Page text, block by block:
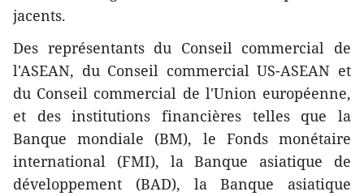
jacents.
Des représentants du Conseil commercial de
l'ASEAN, du Conseil commercial US-ASEAN et
du Conseil commercial de l'Union européenne,
et des institutions financières telles que la
Banque mondiale (BM), le Fonds monétaire
international (FMI), la Banque asiatique de
développement (BAD), la Banque asiatique